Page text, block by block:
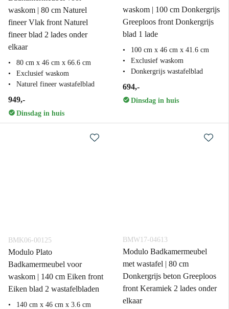
waskom | 80 cm Naturel
fineer Vlak front Naturel
fineer blad 2 lades onder
elkaar
80 cm x 46 cm x 66.6 cm
Exclusief waskom
Naturel fineer wastafelblad
949,-
Dinsdag in huis
waskom | 100 cm Donkergrijs
Greeploos front Donkergrijs
blad 1 lade
100 cm x 46 cm x 41.6 cm
Exclusief waskom
Donkergrijs wastafelblad
694,-
Dinsdag in huis
BMK06-00125
Modulo Plato
Badkamermeubel voor
waskom | 140 cm Eiken front
Eiken blad 2 wastafelbladen
140 cm x 46 cm x 3.6 cm
BMW17-04613
Modulo Badkamermeubel
met wastafel | 80 cm
Donkergrijs beton Greeploos
front Keramiek 2 lades onder
elkaar